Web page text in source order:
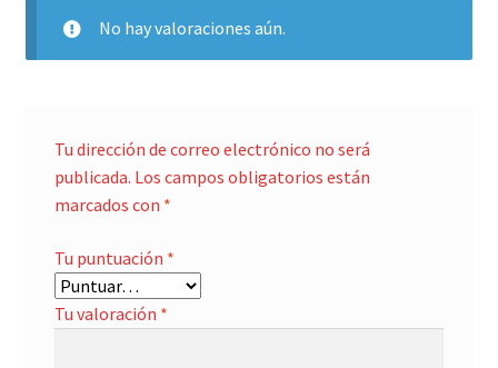
No hay valoraciones aún.
Tu dirección de correo electrónico no será
publicada. Los campos obligatorios están
marcados con *
Tu puntuación *
Tu valoración *